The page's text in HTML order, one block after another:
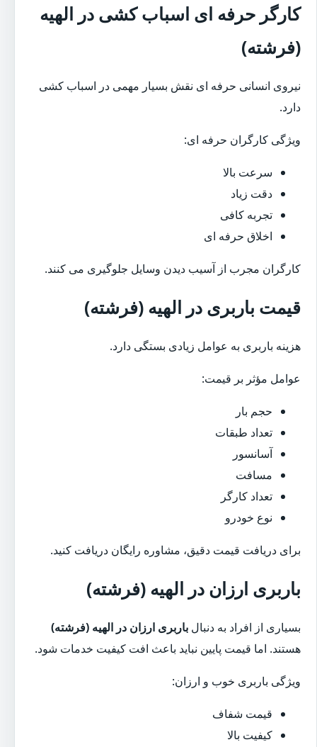
کارگر حرفه ای اسباب کشی در الهیه
(فرشته)
نیروی انسانی حرفه ای نقش بسیار مهمی در اسباب کشی
دارد.
ویژگی کارگران حرفه ای:
سرعت بالا
دقت زیاد
تجربه کافی
اخلاق حرفه ای
کارگران مجرب از آسیب دیدن وسایل جلوگیری می کنند.
قیمت باربری در الهیه (فرشته)
هزینه باربری به عوامل زیادی بستگی دارد.
عوامل مؤثر بر قیمت:
حجم بار
تعداد طبقات
آسانسور
مسافت
تعداد کارگر
نوع خودرو
برای دریافت قیمت دقیق، مشاوره رایگان دریافت کنید.
باربری ارزان در الهیه (فرشته)
بسیاری از افراد به دنبال باربری ارزان در الهیه (فرشته)
هستند. اما قیمت پایین نباید باعث افت کیفیت خدمات شود.
ویژگی باربری خوب و ارزان:
قیمت شفاف
کیفیت بالا